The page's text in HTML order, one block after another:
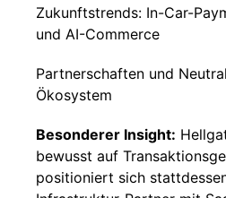
Zukunftstrends: In-Car-
und AI-Commerce
Partnerschaften und
Ökosystem
Besonderer Insight:
bewusst auf
positioniert sich